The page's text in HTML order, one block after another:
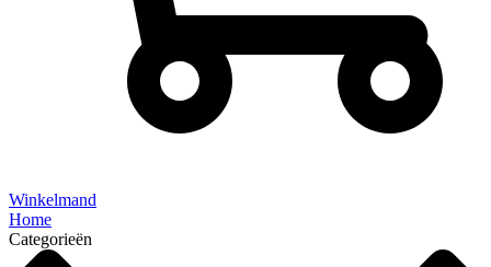
Winkelmand
Home
Categorieën